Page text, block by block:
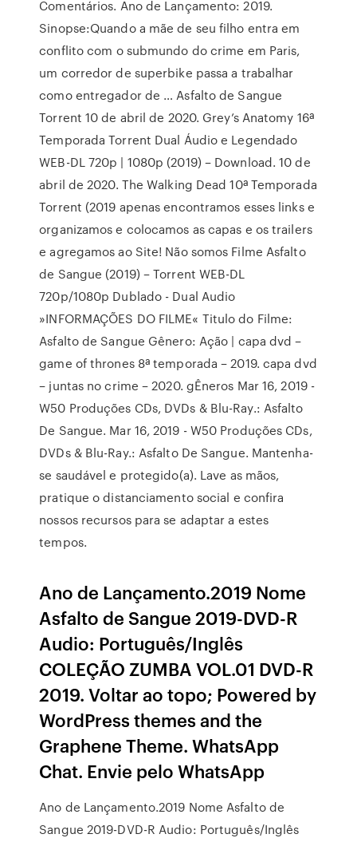
Comentários. Ano de Lançamento: 2019.
Sinopse:Quando a mãe de seu filho entra em
conflito com o submundo do crime em Paris,
um corredor de superbike passa a trabalhar
como entregador de … Asfalto de Sangue
Torrent 10 de abril de 2020. Grey’s Anatomy 16ª
Temporada Torrent Dual Áudio e Legendado
WEB-DL 720p | 1080p (2019) – Download. 10 de
abril de 2020. The Walking Dead 10ª Temporada
Torrent (2019 apenas encontramos esses links e
organizamos e colocamos as capas e os trailers
e agregamos ao Site! Não somos Filme Asfalto
de Sangue (2019) – Torrent WEB-DL
720p/1080p Dublado - Dual Audio
»INFORMAÇÕES DO FILME« Titulo do Filme:
Asfalto de Sangue Gênero: Ação | capa dvd –
game of thrones 8ª temporada – 2019. capa dvd
– juntas no crime – 2020. gÊneros Mar 16, 2019 -
W50 Produções CDs, DVDs & Blu-Ray.: Asfalto
De Sangue. Mar 16, 2019 - W50 Produções CDs,
DVDs & Blu-Ray.: Asfalto De Sangue. Mantenha-
se saudável e protegido(a). Lave as mãos,
pratique o distanciamento social e confira
nossos recursos para se adaptar a estes
tempos.
Ano de Lançamento.2019 Nome
Asfalto de Sangue 2019-DVD-R
Audio: Português/Inglês
COLEÇÃO ZUMBA VOL.01 DVD-R
2019. Voltar ao topo; Powered by
WordPress themes and the
Graphene Theme. WhatsApp
Chat. Envie pelo WhatsApp
Ano de Lançamento.2019 Nome Asfalto de
Sangue 2019-DVD-R Audio: Português/Inglês